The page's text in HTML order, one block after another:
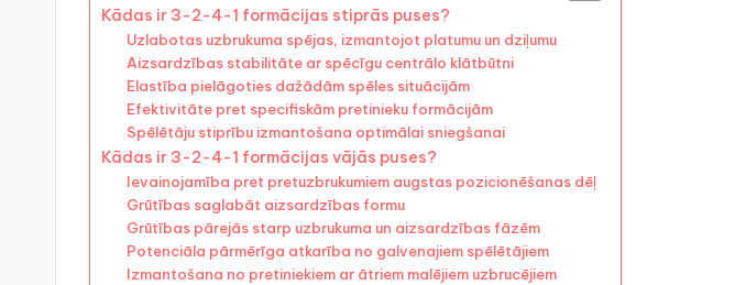
Kādas ir 3-2-4-1 formācijas stiprās puses?
Uzlabotas uzbrukuma spējas, izmantojot platumu un dziļumu
Aizsardzības stabilitāte ar spēcīgu centrālo klātbūtni
Elastība pielāgoties dažādām spēles situācijām
Efektivitāte pret specifiskām pretinieku formācijām
Spēlētāju stiprību izmantošana optimālai sniegšanai
Kādas ir 3-2-4-1 formācijas vājās puses?
Ievainojamība pret pretuzbrukumiem augstas pozicionēšanas dēļ
Grūtības saglabāt aizsardzības formu
Grūtības pārejās starp uzbrukuma un aizsardzības fāzēm
Potenciāla pārmērīga atkarība no galvenajiem spēlētājiem
Izmantošana no pretiniekiem ar ātriem malējiem uzbrucējiem